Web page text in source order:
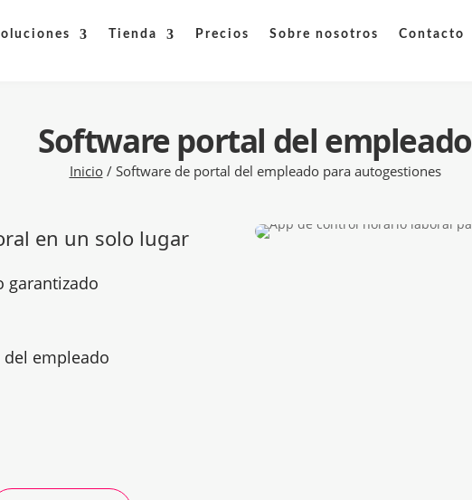
Tienda Precios Sobre nosotros Contacto
Software portal del empleado
Inicio/ Software de portal del empleado para autogestiones
en un solo lugar
garantizado
empleado